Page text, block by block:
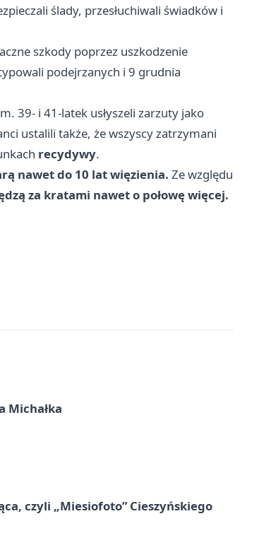
ślady, przesłuchiwali świadków i
szkody poprzez uszkodzenie
podejrzanych i 9 grudnia
39- i 41-latek usłyszeli zarzuty jako
ustalili także, że wszyscy zatrzymani
recydywy.
nawet do 10 lat więzienia. Ze względu
za kratami nawet o połowę więcej.
Michałka
czyli „Miesiofoto” Cieszyńskiego